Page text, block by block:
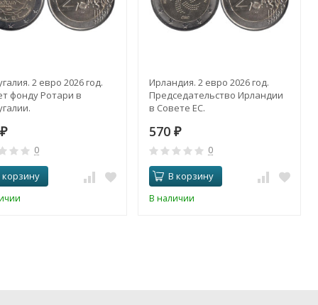
2 евро 2026 год.
фонду Ротари в
₽
0
Ирландия. 2 евро 2026 год.
Председательство Ирландии
в Совете ЕС.
570 ₽
0
В корзину
В наличии